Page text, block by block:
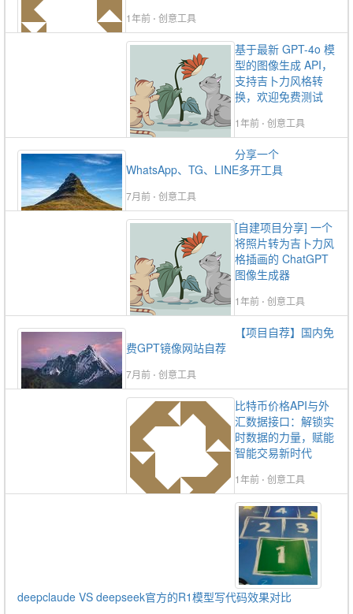
1年前 ⋅ 创意工具
基于最新 GPT-4o 模
型的图像生成 API，
支持吉卜力风格转
换，欢迎免费测试
1年前 ⋅ 创意工具
分享一个
WhatsApp、TG、LINE多开工具
7月前 ⋅ 创意工具
[自建项目分享] 一个
将照片转为吉卜力风
格插画的 ChatGPT
图像生成器
1年前 ⋅ 创意工具
【项目自荐】国内免
费GPT镜像网站自荐
7月前 ⋅ 创意工具
比特币价格API与外
汇数据接口：解锁实
时数据的力量，赋能
智能交易新时代
1年前 ⋅ 创意工具
deepclaude VS deepseek官方的R1模型写代码效果对比